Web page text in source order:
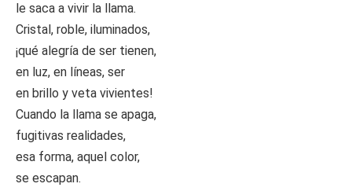
le saca a vivir la llama.
Cristal, roble, iluminados,
¡qué alegría de ser tienen,
en luz, en líneas, ser
en brillo y veta vivientes!
Cuando la llama se apaga,
fugitivas realidades,
esa forma, aquel color,
se escapan.